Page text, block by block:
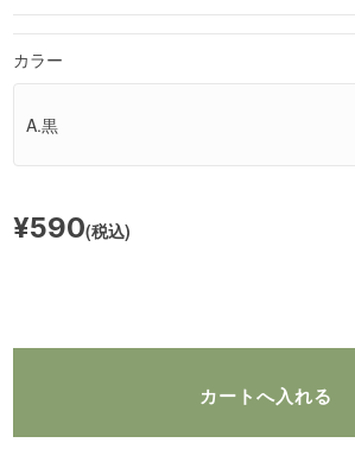
カラー
¥590(税込)